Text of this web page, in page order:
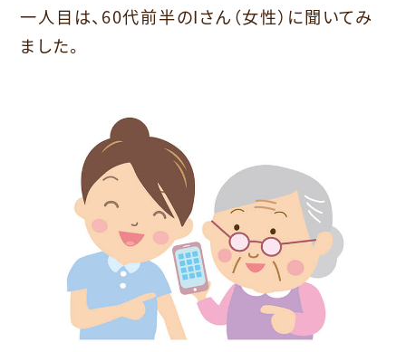
一人目は、60代前半のIさん（女性）に聞いてみ
ました。